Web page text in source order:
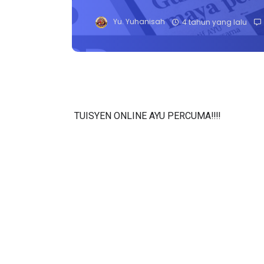
Yu. Yuhanisah 4 tahun yang lalu
TUISYEN ONLINE AYU PERCUMA‼️‼️